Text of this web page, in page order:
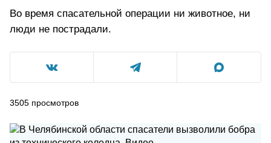
Во время спасательной операции ни животное, ни
люди не пострадали.
3505 просмотров